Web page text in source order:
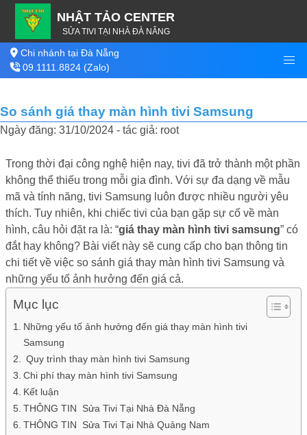
NHẬT TẢO CENTER
SỬA TIVI TẠI NHÀ ĐÀ NẴNG
Chi nhánh tại Đà Nẵng
09.1111.8824 (Zalo)
So sánh giá thay màn hình tivi Samsung
Ngày đăng: 31/10/2024 - tác giả: root
Trong thời đại công nghệ hiện nay, tivi đã trở thành một phần
không thể thiếu trong mỗi gia đình. Với sự đa dạng về mẫu
mã và tính năng, tivi Samsung luôn được nhiều người yêu
thích. Tuy nhiên, khi chiếc tivi của bạn gặp sự cố về màn
hình, câu hỏi đặt ra là: “giá thay màn hình tivi samsung” có
đắt hay không? Bài viết này sẽ cung cấp cho bạn thông tin
chi tiết về việc so sánh giá thay màn hình tivi Samsung và
những yếu tố ảnh hưởng đến giá cả.
Mục lục
Những yếu tố ảnh hưởng đến giá thay màn hình tivi
Samsung
Quy trình thay màn hình tivi Samsung
Chi phí thay màn hình tivi Samsung
Kết luận
THÔNG TIN Sửa Tivi Tại Nhà Đà Nẵng
THÔNG TIN Sửa Tivi Tại Nhà Quảng Nam